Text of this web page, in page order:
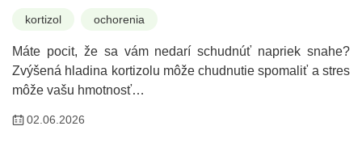
kortizol ochorenia
Máte pocit, že sa vám nedarí schudnúť napriek snahe?
Zvýšená hladina kortizolu môže chudnutie spomaliť a stres
môže vašu hmotnosť…
02.06.2026